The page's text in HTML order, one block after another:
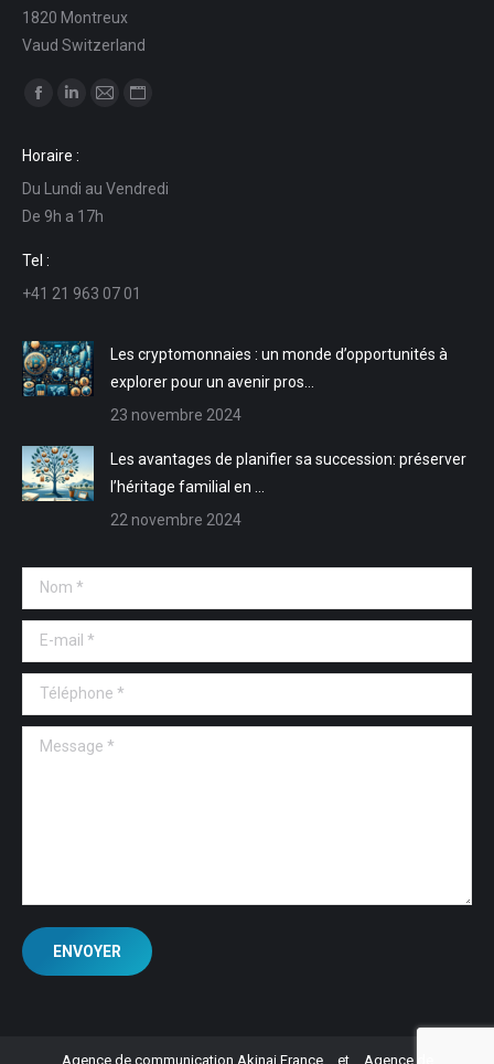
1820 Montreux
Vaud Switzerland
Trouvez nous sur :
Facebook
s'ouvre
dans
une
LinkedIn
s'ouvre
dans
mail Web
Horaire :
Du Lundi au Vendredi
De 9h a 17h
Tel :
+41 21 963 07 01
Les cryptomonnaies : un monde d’opportunités à
explorer pour un avenir pros…
23 novembre 2024
Les avantages de planifier sa succession: préserver
l’héritage familial en …
22 novembre 2024
Nom *
E-mail *
Téléphone *
Message *
ENVOYER
Agence de communication Akinai France et Agence de